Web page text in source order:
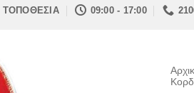
ΤΟΠΟΘΕΣΙΑ 09:00 - 17:00